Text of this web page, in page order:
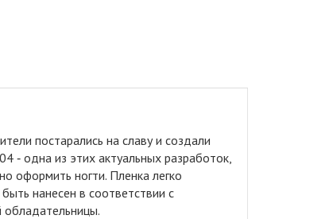
постарались на славу и создали
‑ одна из этих актуальных разработок,
оформить ногти. Пленка легко
нанесен в соответствии с
обладательницы.